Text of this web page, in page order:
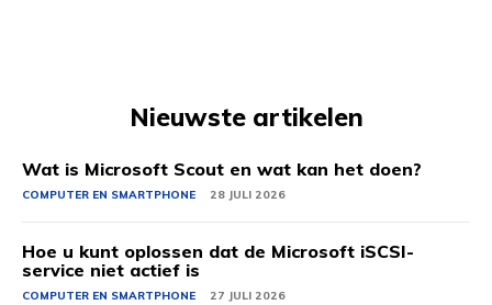
Nieuwste artikelen
Wat is Microsoft Scout en wat kan het doen?
COMPUTER EN SMARTPHONE 28 JULI 2026
Hoe u kunt oplossen dat de Microsoft iSCSI-
service niet actief is
COMPUTER EN SMARTPHONE 27 JULI 2026